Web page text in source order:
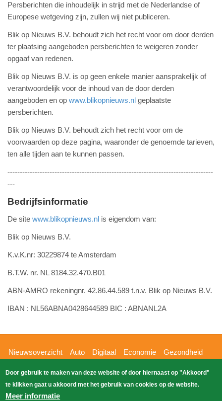
Persberichten die inhoudelijk in strijd met de Nederlandse of
Europese wetgeving zijn, zullen wij niet publiceren.
Blik op Nieuws B.V. behoudt zich het recht voor om door derden
ter plaatsing aangeboden persberichten te weigeren zonder
opgaaf van redenen.
Blik op Nieuws B.V. is op geen enkele manier aansprakelijk of
verantwoordelijk voor de inhoud van de door derden
aangeboden en op www.blikopnieuws.nl geplaatste
persberichten.
Blik op Nieuws B.V. behoudt zich het recht voor om de
voorwaarden op deze pagina, waaronder de genoemde tarieven,
ten alle tijden aan te kunnen passen.
-----------------------------------------------------------------------------------
---
Bedrijfsinformatie
De site www.blikopnieuws.nl is eigendom van:
Blik op Nieuws B.V.
K.v.K.nr: 30229874 te Amsterdam
B.T.W. nr. NL 8184.32.470.B01
ABN-AMRO rekeningnr. 42.86.44.589 t.n.v. Blik op Nieuws B.V.
IBAN : NL56ABNA0428644589 BIC : ABNANL2A
Hoofdnavigatie
Nieuwsoverzicht Auto Digitaal Economie
Gezondheid
Bizzpress
Blik op 112 Provincies
Weekoverzicht
Zoeken
Copyright Blik Op Nieuws 2026gehost
Door gebruik te maken van deze website of door hiernaast op "Akkoord"
te klikken gaat u akkoord met het gebruik van cookies op de website.
Meer informatie